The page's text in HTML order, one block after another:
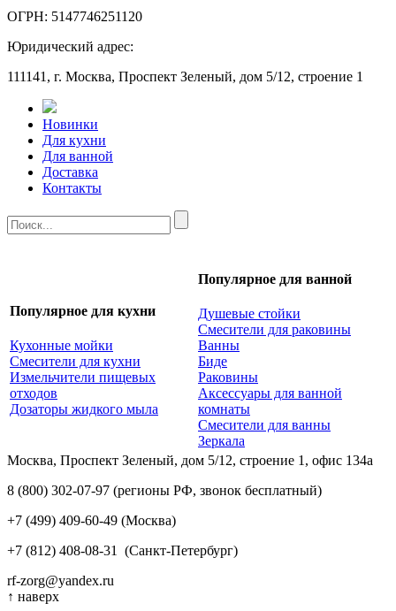
ОГРН: 5147746251120
Юридический адрес:
111141, г. Москва, Проспект Зеленый, дом 5/12, строение 1
Новинки
Для кухни
Для ванной
Доставка
Контакты
Популярное для кухни
Кухонные мойки
Смесители для кухни
Измельчители пищевых
отходов
Дозаторы жидкого мыла
Популярное для ванной
Душевые стойки
Смесители для раковины
Ванны
Биде
Раковины
Аксессуары для ванной
комнаты
Смесители для ванны
Зеркала
Москва, Проспект Зеленый, дом 5/12, строение 1, офис 134а
8 (800) 302-07-97 (регионы РФ, звонок бесплатный)
+7 (499) 409-60-49 (Москва)
+7 (812) 408-08-31 (Санкт-Петербург)
rf-zorg@yandex.ru
↑ наверх